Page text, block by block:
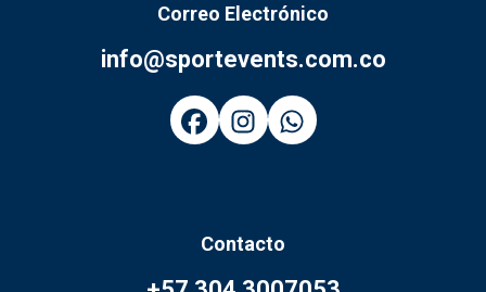
Correo Electrónico
info@sportevents.com.co
Contacto